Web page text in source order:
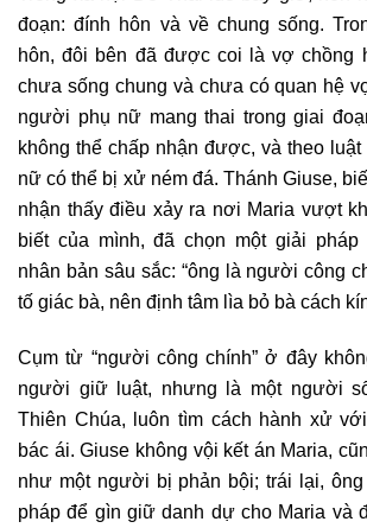
đoạn: đính hôn và về chung sống.
hôn, đôi bên đã được coi là vợ chồng
chưa sống chung và chưa có quan hệ
người phụ nữ mang thai trong giai
không thể chấp nhận được, và theo
nữ có thể bị xử ném đá. Thánh Giuse,
nhận thấy điều xảy ra nơi Maria vượt
biết của mình, đã chọn một giải pháp
nhân bản sâu sắc: “ông là người công
tố giác bà, nên định tâm lìa bỏ bà cách
Cụm từ “người công chính” ở đây
người giữ luật, nhưng là một người
Thiên Chúa, luôn tìm cách hành xử
bác ái. Giuse không vội kết án Maria,
như một người bị phản bội; trái lại, ông
pháp để gìn giữ danh dự cho Maria và